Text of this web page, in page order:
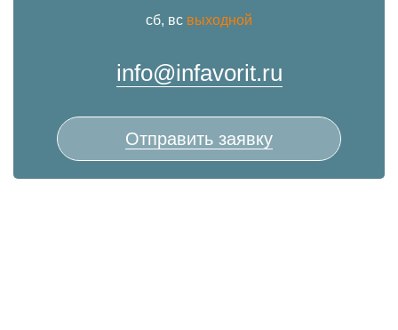
сб, вс выходной
info@infavorit.ru
Отправить заявку